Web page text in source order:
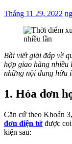
Tháng 11 29, 2022
Bài viết giải đáp về
hợp giao hàng nhiều
những nội dung hữu
1. Hóa đơn
Căn cứ theo Khoản
đơn điện tử được
kiện sau: